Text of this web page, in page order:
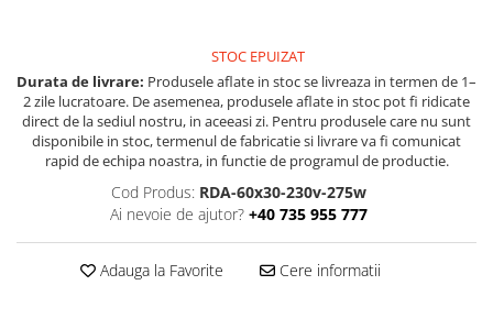
Rezistente electrice pentru uz
general
Incalzitoare Infrarosu (lampile sau
ceramice)
Lampile infrarosu
Incalzitor ceramic infrarosu
Garnitura
Accesorii
STOC EPUIZAT
Durata de livrare: Produsele aflate in stoc se livreaza in termen de 1–
2 zile lucratoare. De asemenea, produsele aflate in stoc pot fi ridicate
direct de la sediul nostru, in aceeasi zi. Pentru produsele care nu sunt
disponibile in stoc, termenul de fabricatie si livrare va fi comunicat
rapid de echipa noastra, in functie de programul de productie.
Cod Produs: RDA-60x30-230v-275w
Ai nevoie de ajutor? +40 735 955 777
Adauga la Favorite Cere informatii